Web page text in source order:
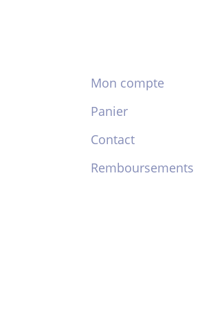
Mon compte
Panier
Contact
Remboursements